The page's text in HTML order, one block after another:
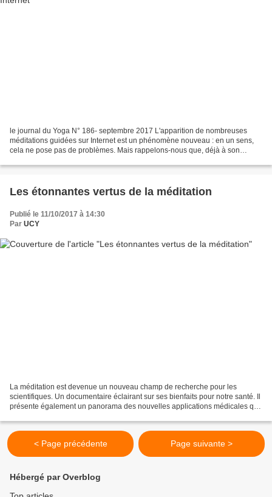
le journal du Yoga N° 186- septembre 2017 L'apparition de nombreuses
méditations guidées sur Internet est un phénomène nouveau : en un sens,
cela ne pose pas de problèmes. Mais rappelons-nous que, déjà à son
Les étonnantes vertus de la méditation
Publié le 11/10/2017 à 14:30
Par UCY
La méditation est devenue un nouveau champ de recherche pour les
scientifiques. Un documentaire éclairant sur ses bienfaits pour notre santé. Il
présente également un panorama des nouvelles applications médicales que
< Page précédente Page suivante >
Hébergé par Overblog